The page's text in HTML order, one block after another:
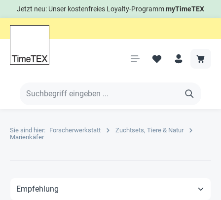
Jetzt neu: Unser kostenfreies Loyalty-ProgrammmyTimeTEX
Sie sind hier: Forscherwerkstatt
Zuchtsets, Tiere & Natur
Marienkäfer